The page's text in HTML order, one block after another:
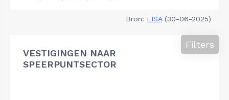
Bron: LISA(30-06-2025)
VESTIGINGEN NAAR
SPEERPUNTSECTOR
Filters